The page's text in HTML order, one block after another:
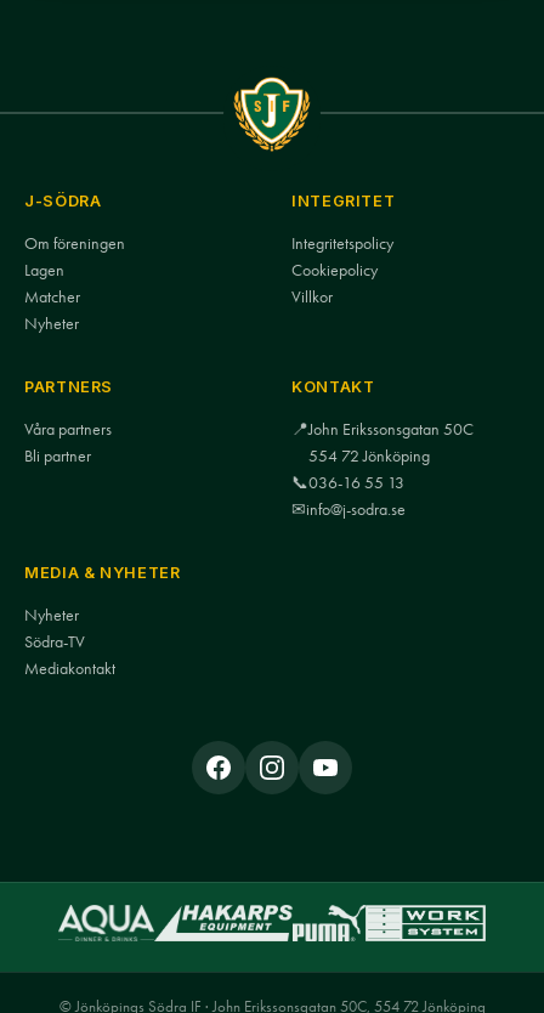
J-SÖDRA
Om föreningen
Lagen
Matcher
Nyheter
INTEGRITET
Integritetspolicy
Cookiepolicy
Villkor
PARTNERS
Våra partners
Bli partner
KONTAKT
📍John Erikssonsgatan 50C
554 72 Jönköping
📞036-16 55 13
✉info@j-sodra.se
MEDIA & NYHETER
Nyheter
Södra-TV
Mediakontakt
© Jönköpings Södra IF · John Erikssonsgatan 50C, 554 72 Jönköping